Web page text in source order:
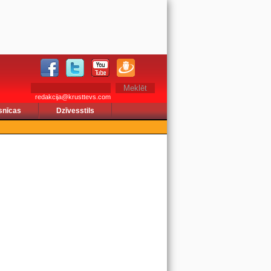
redakcija@krusttevs.com
Dzīvesstils